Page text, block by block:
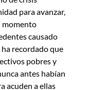
para avanzar,
momento
causado
recordado que
pobres y
antes habían
acuden a ellas